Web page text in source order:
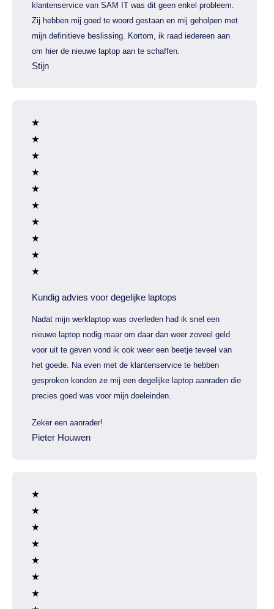
klantenservice van SAM IT was dit geen enkel probleem.
Zij hebben mij goed te woord gestaan en mij geholpen met
mijn definitieve beslissing. Kortom, ik raad iedereen aan
om hier de nieuwe laptop aan te schaffen.
Stijn
Kundig advies voor degelijke laptops
Nadat mijn werklaptop was overleden had ik snel een
nieuwe laptop nodig maar om daar dan weer zoveel geld
voor uit te geven vond ik ook weer een beetje teveel van
het goede. Na even met de klantenservice te hebben
gesproken konden ze mij een degelijke laptop aanraden die
precies goed was voor mijn doeleinden.
Zeker een aanrader!
Pieter Houwen